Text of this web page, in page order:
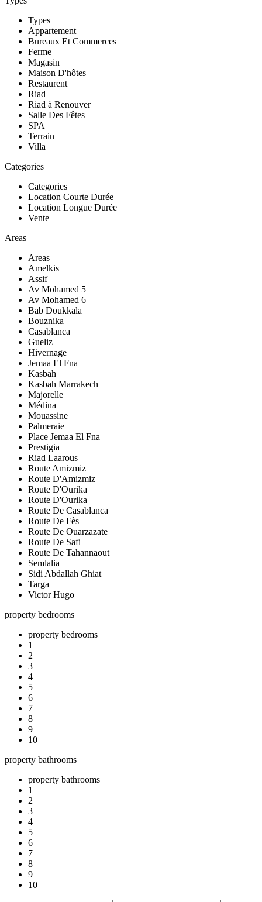
Types
Appartement
Bureaux Et Commerces
Ferme
Magasin
Maison D'hôtes
Restaurent
Riad
Riad à Renouver
Salle Des Fêtes
SPA
Terrain
Villa
Categories
Categories
Location Courte Durée
Location Longue Durée
Vente
Areas
Areas
Amelkis
Assif
Av Mohamed 5
Av Mohamed 6
Bab Doukkala
Bouznika
Casablanca
Gueliz
Hivernage
Jemaa El Fna
Kasbah
Kasbah Marrakech
Majorelle
Médina
Mouassine
Palmeraie
Place Jemaa El Fna
Prestigia
Riad Laarous
Route Amizmiz
Route D'Amizmiz
Route D'Ourika
Route D'Ourika
Route De Casablanca
Route De Fès
Route De Ouarzazate
Route De Safi
Route De Tahannaout
Semlalia
Sidi Abdallah Ghiat
Targa
Victor Hugo
property bedrooms
property bedrooms
1
2
3
4
5
6
7
8
9
10
property bathrooms
property bathrooms
1
2
3
4
5
6
7
8
9
10